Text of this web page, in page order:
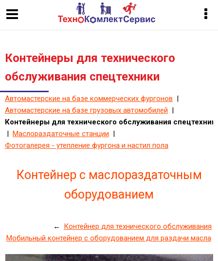
Контейнеры для технического
обслуживания спецтехники
Автомастерские на базе коммерческих фургонов |
Автомастерские на базе грузовых автомобилей |
Контейнеры для технического обслуживания
| Маслораздаточные станции |
Фотогалерея - утепление фургона и настил пола
Контейнер с маслораздаточным
оборудованием
←
Контейнер для технического обслуживания
Мобильный контейнер с оборудованием для раздачи масла